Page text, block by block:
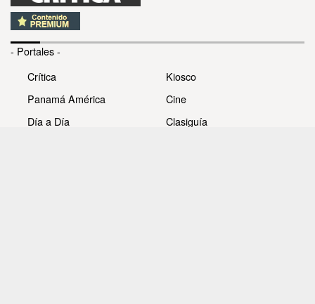
- Portales -
Crítica
Panamá América
Día a Día
Kiosco
Cine
Clasiguía